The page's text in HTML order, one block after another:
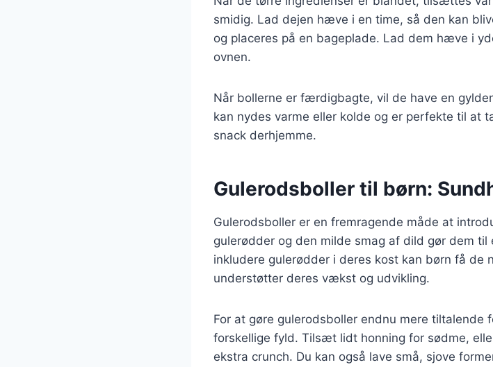
smidig. Lad dejen hæve i en time, så den kan
og placeres på en bageplade. Lad dem hæve i
ovnen.
Når bollerne er færdigbagte, vil de have en
kan nydes varme eller kolde og er perfekte til at
snack derhjemme.
Gulerodsboller til børn:
Gulerodsboller er en fremragende måde at
gulerødder og den milde smag af dild gør dem
inkludere gulerødder i deres kost kan børn få de
understøtter deres vækst og udvikling.
For at gøre gulerodsboller endnu mere tiltalende
forskellige fyld. Tilsæt lidt honning for sødme,
ekstra crunch. Du kan også lave små, sjove